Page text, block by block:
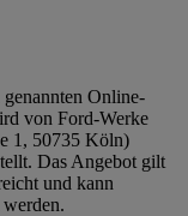
Online-
von Ford-Werke
1, 50735 Köln)
Das Angebot gilt
und kann